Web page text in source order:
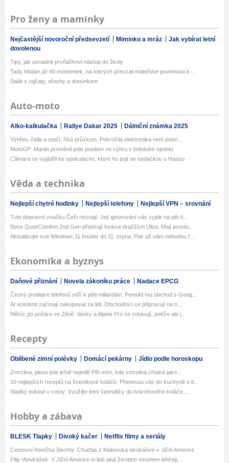
Pro ženy a maminky
Nejčastější novoroční předsevzetí Miminko a mráz
Jak vybírat letní
dovolenou
Tipy, jak usnadnit prvňáčkovi nástup do školy
Tady hlídám já! 40 momentek, na kterých převzali mateřské povinnosti k...
Salát s rajčaty, ořechy a dresinkem
Auto-moto
Alko-kalkulačka Rallye Dakar 2025 Dálniční známka 2025
Výhřev, čidla a stačí, říká průzkum. Pokročilá elektronika není priori...
MotoGP: Martin proměnil pole position ve výhru v britském sprintu
Câmara se vyjádřil ke spekulacím, které ho pojí se sedačkou u Haasu
Věda a technika
Nejlepší chytré hodinky Nejlepší telefony Nejlepší VPN – srovnání
Tuto dopravní značku Češi neznají. Její ignorování vás vyjde na pět ti...
Bose QuietComfort 2nd Gen přebírají funkce dražších Ultra. Mají prosto...
Aktualizujte své Windows 11 Insider do 11. srpna. Pak už vám nebudou f...
Ekonomika a byznys
Daňové přiznání Novela zákoníku práce Nadace EPCG
Český prodejce telefonů míří k pěti miliardám. Pomohl mu obchod s Goog...
AI asistenti začínají nakupovat za lidi. Obchodníci se připravují na n...
Měsíc po požáru ve Zlíně. Vasky a Alpine Pro se zotavují, potíže ale j...
Recepty
Oblíbené zimní polévky Domácí pekárny Jídlo podle horoskopu
Zmrzlina, jakou jste ještě nejedli! Pět míst, kde zmrzlina chutná jako...
10 nejlepších receptů na švestkové koláče: Přenesou vás do kuchyně u b...
Sladký poklad u cesty: Využijte letní špendlíky do tvarohového koláče,...
Hobby a zábava
BLESK Tlapky Divoký kačer Netflix filmy a seriály
Cestovní horečka šlechty: Chuďas z Klatovska otrokářem v Jižní Americe
Filip Vondrášek: V Jižní Americe si lidé plují životem mnohem lehčeji,...